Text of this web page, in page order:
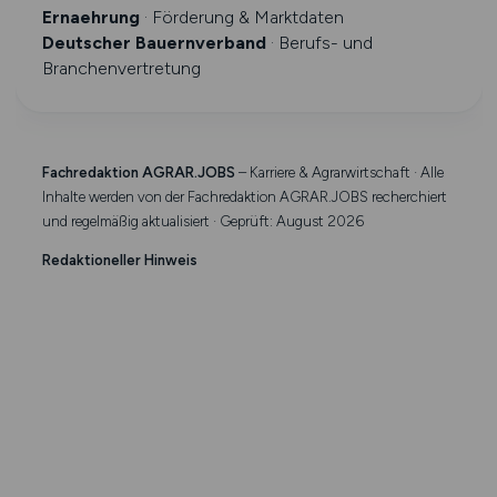
Ernaehrung · Förderung & Marktdaten
Deutscher Bauernverband · Berufs- und
Branchenvertretung
Fachredaktion AGRAR.JOBS – Karriere & Agrarwirtschaft · Alle
Inhalte werden von der Fachredaktion AGRAR.JOBS recherchiert
und regelmäßig aktualisiert · Geprüft: August 2026
Redaktioneller Hinweis